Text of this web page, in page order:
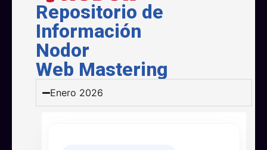
Repositorio de
Información
Nodor
Web Mastering
Enero 2026